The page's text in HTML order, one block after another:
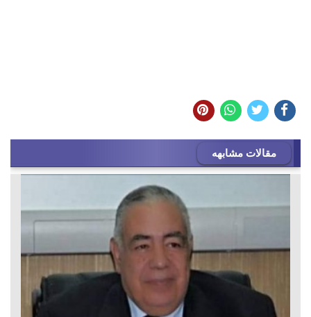
مقالات مشابهه